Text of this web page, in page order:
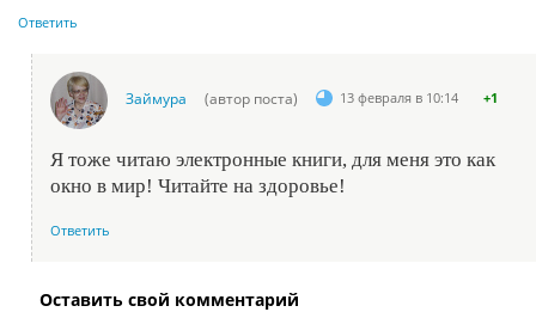
Ответить
Займура (автор поста) 13 февраля в 10:14 +1
Я тоже читаю электронные книги, для меня это как
окно в мир! Читайте на здоровье!
Ответить
Оставить свой комментарий